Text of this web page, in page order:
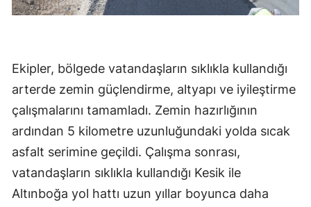
Ekipler, bölgede vatandaşların sıklıkla kullandığı
arterde zemin güçlendirme, altyapı ve iyileştirme
çalışmalarını tamamladı. Zemin hazırlığının
ardından 5 kilometre uzunluğundaki yolda sıcak
asfalt serimine geçildi. Çalışma sonrası,
vatandaşların sıklıkla kullandığı Kesik ile
Altınboğa yol hattı uzun yıllar boyunca daha